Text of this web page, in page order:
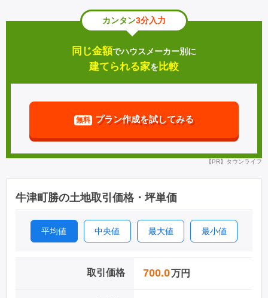
カンタン3分入力
同じ金額でハウスメーカー別に
建てられる家を比較
無料 プラン作成を試してみる
【PR】タウンライフ
牛津町勝の土地取引価格・坪単価
平均値 中央値 最大値 最小値
取引価格 700.0万円